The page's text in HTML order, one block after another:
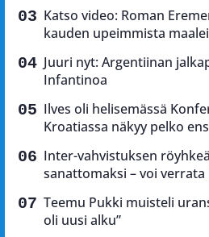
Katso video: Roman
kauden upeimmista
Juuri nyt: Argentiinan
Infantinoa
Ilves oli helisemässä
Kroatiassa näkyy pelko
Inter-vahvistuksen
sanattomaksi – voi
Teemu Pukki muisteli
oli uusi alku”